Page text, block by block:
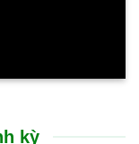
kỳ